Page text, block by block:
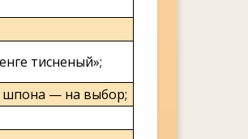
тисненый»;
шпона — на выбор;